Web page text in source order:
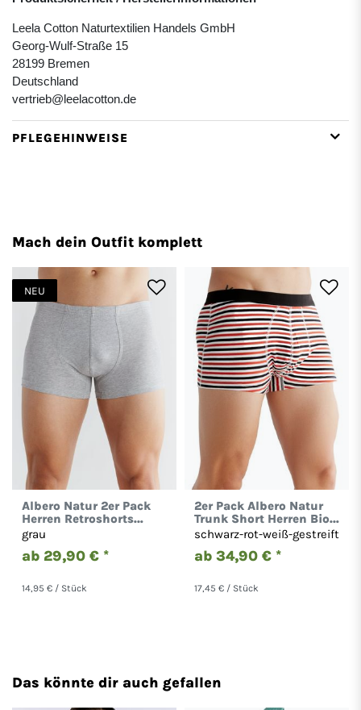
Leela Cotton Naturtextilien Handels GmbH
Georg-Wulf-Straße 15
28199 Bremen
Deutschland
vertrieb@leelacotton.de
PFLEGEHINWEISE
Mach dein Outfit komplett
NEU
Albero Natur 2er Pack
Herren Retroshorts
Biobaumwolle
Unterhose 2141
grau
ab 29,90 € *
14,95 € / Stück
2er Pack Albero Natur
Trunk Short Herren Bio-
Baumwolle Boxershort
schwarz-rot-weiß-gestreift
ab 34,90 € *
17,45 € / Stück
Das könnte dir auch gefallen